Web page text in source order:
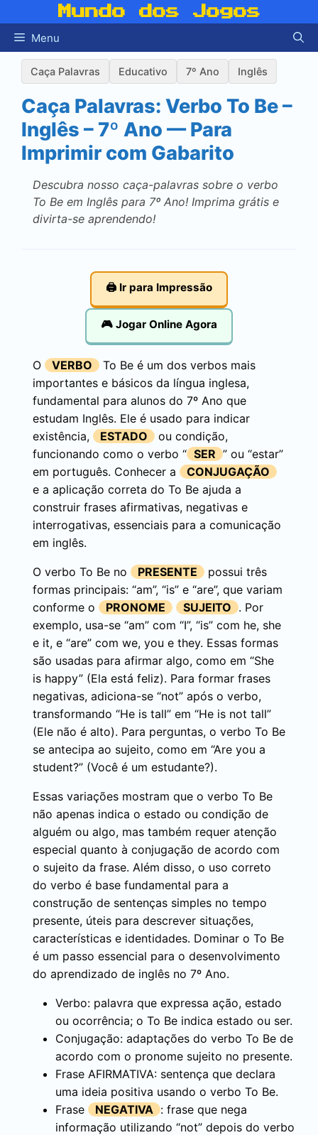
para
conteúdo
Mundo dos Jogos
Menu
Caça Palavras Educativo 7º Ano Inglês
Caça Palavras: Verbo To Be –
Inglês – 7º Ano — Para
Imprimir com Gabarito
Descubra nosso caça-palavras sobre o verbo
To Be em Inglês para 7º Ano! Imprima grátis e
divirta-se aprendendo!
🖨️ Ir para Impressão
🎮 Jogar Online Agora
O VERBO
To Be é um dos verbos mais
importantes e básicos da língua inglesa,
fundamental para alunos do 7º Ano que
estudam Inglês. Ele é usado para indicar
existência,
ESTADO
ou condição,
funcionando como o verbo “ SER ” ou “estar”
em português. Conhecer a
CONJUGAÇÃO
e a aplicação correta do To Be ajuda a
construir frases afirmativas, negativas e
interrogativas, essenciais para a comunicação
em inglês.
O verbo To Be no PRESENTE
possui três
formas principais: “am”, “is” e “are”, que variam
conforme o
PRONOME SUJEITO . Por
exemplo, usa-se “am” com “I”, “is” com he, she
e it, e “are” com we, you e they. Essas formas
são usadas para afirmar algo, como em “She
is happy” (Ela está feliz). Para formar frases
negativas, adiciona-se “not” após o verbo,
transformando “He is tall” em “He is not tall”
(Ele não é alto). Para perguntas, o verbo To Be
se antecipa ao sujeito, como em “Are you a
student?” (Você é um estudante?).
Essas variações mostram que o verbo To Be
não apenas indica o estado ou condição de
alguém ou algo, mas também requer atenção
especial quanto à conjugação de acordo com
o sujeito da frase. Além disso, o uso correto
do verbo é base fundamental para a
construção de sentenças simples no tempo
presente, úteis para descrever situações,
características e identidades. Dominar o To Be
é um passo essencial para o desenvolvimento
do aprendizado de inglês no 7º Ano.
Verbo: palavra que expressa ação, estado
ou ocorrência; o To Be indica estado ou ser.
Conjugação: adaptações do verbo To Be de
acordo com o pronome sujeito no presente.
Frase AFIRMATIVA: sentença que declara
uma ideia positiva usando o verbo To Be.
Frase
NEGATIVA : frase que nega
informação utilizando “not” depois do verbo